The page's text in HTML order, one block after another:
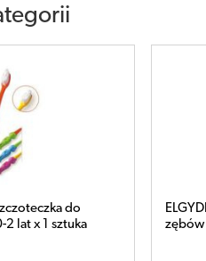
Anti-Plaque Szczoteczka
Medium x 1 sztuka